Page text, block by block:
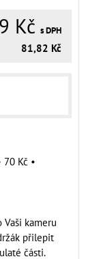
Kč s DPH
81,82 Kč
70 Kč •
kameru
přilepit
části.